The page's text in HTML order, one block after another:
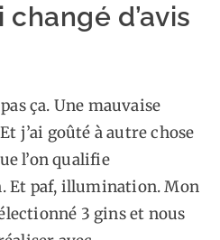
changé d’avis
ça. Une mauvaise
j’ai goûté à autre chose
l’on qualifie
Et paf, illumination. Mon
3 gins et nous